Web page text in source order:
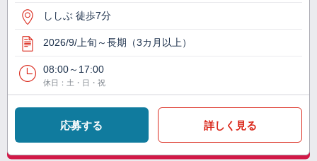
ししぶ 徒歩7分
2026/9/上旬～長期（3カ月以上）
08:00～17:00
休日：土・日・祝
応募する 詳しく見る